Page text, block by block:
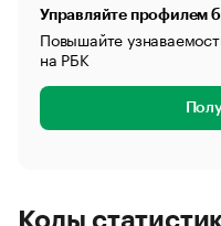
Управляйте профилем
Повышайте
на РБК
Коды